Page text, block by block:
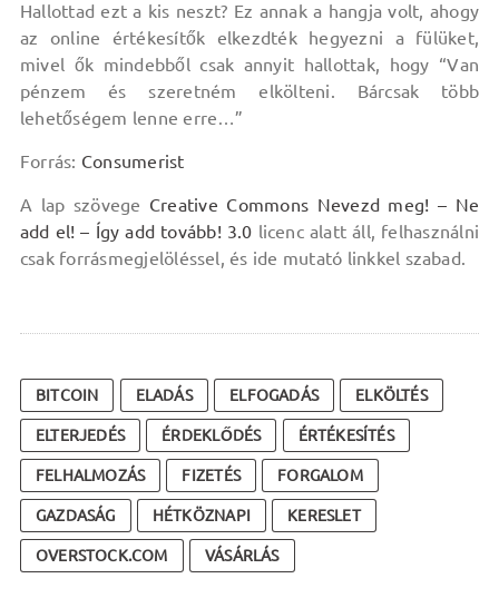
Hallottad ezt a kis neszt? Ez annak a hangja volt, ahogy
az online értékesítők elkezdték hegyezni a fülüket,
mivel ők mindebből csak annyit hallottak, hogy “Van
pénzem és szeretném elkölteni. Bárcsak több
lehetőségem lenne erre…”
Forrás: Consumerist
A lap szövege Creative Commons Nevezd meg! – Ne
add el! – Így add tovább! 3.0 licenc alatt áll, felhasználni
csak forrásmegjelöléssel, és ide mutató linkkel szabad.
BITCOIN ELADÁS ELFOGADÁS ELKÖLTÉS
ELTERJEDÉS ÉRDEKLŐDÉS ÉRTÉKESÍTÉS
FELHALMOZÁS FIZETÉS FORGALOM
GAZDASÁG HÉTKÖZNAPI KERESLET
OVERSTOCK.COM VÁSÁRLÁS